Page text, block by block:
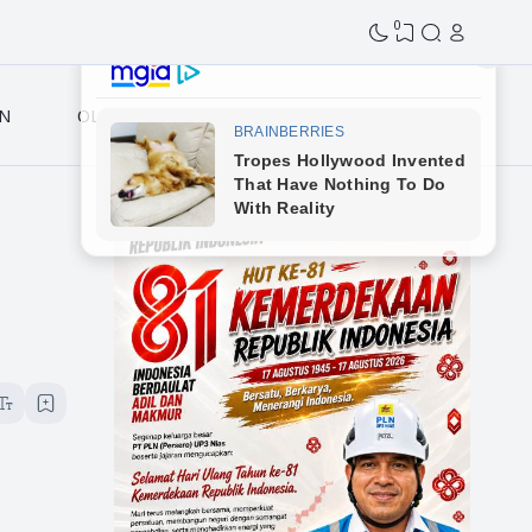
0
OLAHRAGA